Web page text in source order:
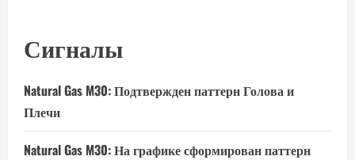
Сигналы
Natural Gas M30: Подтвержден паттерн Голова и
Плечи
Natural Gas M30: На графике сформирован паттерн